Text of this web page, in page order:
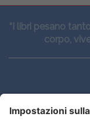
“I libri pesano
corpo,